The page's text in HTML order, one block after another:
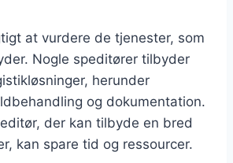
at vurdere de tjenester, som
Nogle speditører tilbyder
herunder
og dokumentation.
der kan tilbyde en bred
kan spare tid og ressourcer.